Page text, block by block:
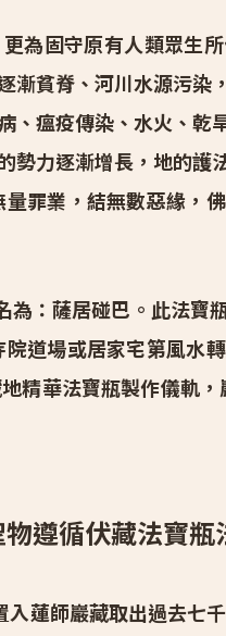
為固守原有人類眾生
貧脊、河川水源污
瘟疫傳染、水火、
力逐漸增長，地的
罪業，結無數惡緣，
：薩居碰巴。此法寶
道場或居家宅第風水
精華法寶瓶製作儀軌
遵循伏藏法寶
蓮師巖藏取出過去七